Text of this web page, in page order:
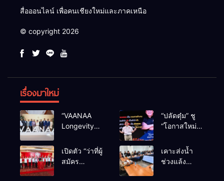
สื่อออนไลน์ เพื่อคนเชียงใหม่และภาคเหนือ
© copyright 2026
เรื่องมาใหม่
“VAANAA
Longevity
ศูนย์สุขภาพ
ไฮเอนต์ใหญ่
“ปลัดตุ๋ม” ชู
“โอกาสใหม่”
สู่ทางออก
ประเทศ ไม่ใช่
เปิดตัว “ว่าที่ผู้
สมัคร
เคาะส่งน้ำ
ช่วงแล้ง